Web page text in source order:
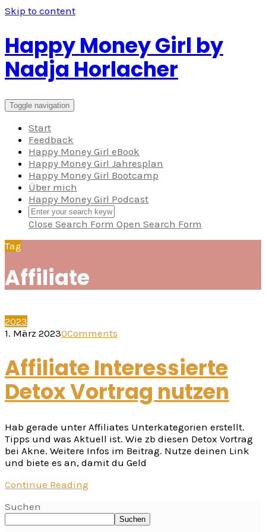
Skip to content
Happy Money Girl by
Nadja Horlacher
Toggle navigation
Start
Feedback
Happy Money Girl eBook
Happy Money Girl Jahresplan
Happy Money Girl Bootcamp
Über mich
Happy Money Girl Podcast
Close Search Form Open Search Form
Tag
Affiliate
2023
1. März 20230Comments
Affiliate Interessierte
Detox Vortrag nutzen
Hab gerade unter Affiliates Unterkategorien erstellt.
Tipps und was Aktuell ist. Wie zb diesen Detox Vortrag
bei Akne. Weitere Infos im Beitrag. Nutze deinen Link
und biete es an, damit du Geld
Continue Reading
Suchen
Suchen